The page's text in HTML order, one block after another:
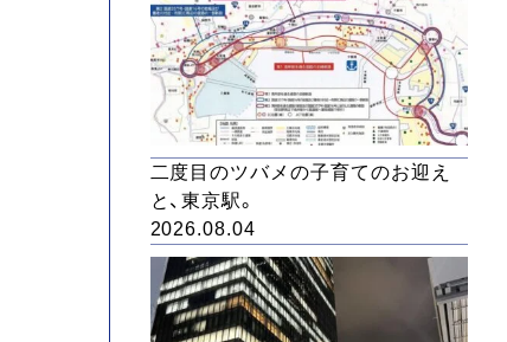
二度目のツバメの子育てのお迎え
と、東京駅。
2026.08.04